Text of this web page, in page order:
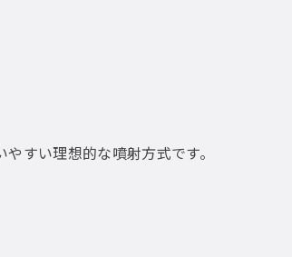
すい理想的な噴射方式です。